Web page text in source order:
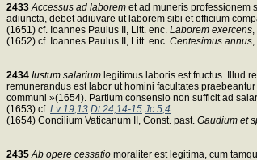
2433 Accessus ad laborem et ad muneris professionem
adiuncta, debet adiuvare ut laborem sibi et officium
(1651) cf. Ioannes Paulus II, Litt. enc. Laborem exercens
(1652) cf. Ioannes Paulus II, Litt. enc. Centesimus annus
2434 Iustum salarium legitimus laboris est fructus. Illud
remunerandus est labor ut homini facultates
communi »(1654). Partium consensio non sufficit ad
(1653) cf. Lv 19,13 Dt 24,14-15 Jc 5,4
(1654) Concilium Vaticanum II, Const. past. Gaudium et
2435 Ab opere cessatio moraliter est legitima, cum